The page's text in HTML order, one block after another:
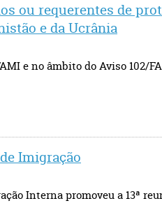
ou requerentes de
e da Ucrânia
e no âmbito do Aviso 102/
Imigração
Interna promoveu a 13ª